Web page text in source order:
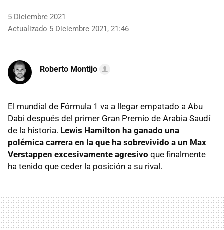
5 Diciembre 2021
Actualizado 5 Diciembre 2021, 21:46
Roberto Montijo
El mundial de Fórmula 1 va a llegar empatado a Abu
Dabi después del primer Gran Premio de Arabia Saudí
de la historia. Lewis Hamilton ha ganado una
polémica carrera en la que ha sobrevivido a un Max
Verstappen excesivamente agresivo que finalmente
ha tenido que ceder la posición a su rival.